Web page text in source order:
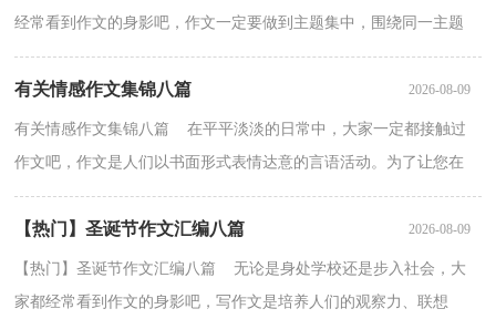
经常看到作文的身影吧，作文一定要做到主题集中，围绕同一主题
作深入阐述，切忌东拉西扯，主题涣散甚至无主题。你知道...
有关情感作文集锦八篇 2026-08-09
有关情感作文集锦八篇 在平平淡淡的日常中，大家一定都接触过
作文吧，作文是人们以书面形式表情达意的言语活动。为了让您在
写作文时更加简单方便，下面是小编帮大家整理的情感...
【热门】圣诞节作文汇编八篇 2026-08-09
【热门】圣诞节作文汇编八篇 无论是身处学校还是步入社会，大
家都经常看到作文的身影吧，写作文是培养人们的观察力、联想